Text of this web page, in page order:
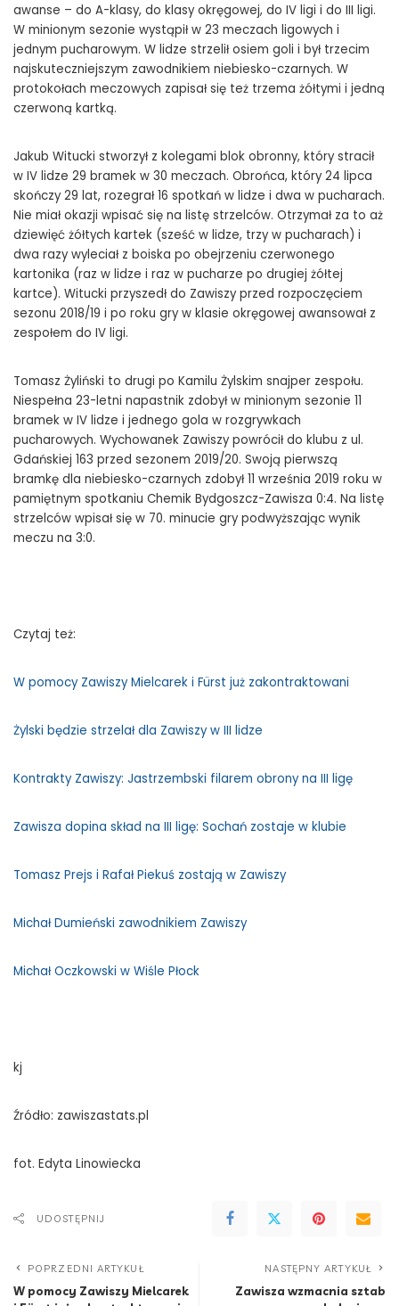
awanse – do A-klasy, do klasy okręgowej, do IV ligi i do III ligi.
W minionym sezonie wystąpił w 23 meczach ligowych i
jednym pucharowym. W lidze strzelił osiem goli i był trzecim
najskuteczniejszym zawodnikiem niebiesko-czarnych. W
protokołach meczowych zapisał się też trzema żółtymi i jedną
czerwoną kartką.
Jakub Witucki stworzył z kolegami blok obronny, który stracił
w IV lidze 29 bramek w 30 meczach. Obrońca, który 24 lipca
skończy 29 lat, rozegrał 16 spotkań w lidze i dwa w pucharach.
Nie miał okazji wpisać się na listę strzelców. Otrzymał za to aż
dziewięć żółtych kartek (sześć w lidze, trzy w pucharach) i
dwa razy wyleciał z boiska po obejrzeniu czerwonego
kartonika (raz w lidze i raz w pucharze po drugiej żółtej
kartce). Witucki przyszedł do Zawiszy przed rozpoczęciem
sezonu 2018/19 i po roku gry w klasie okręgowej awansował z
zespołem do IV ligi.
Tomasz Żyliński to drugi po Kamilu Żylskim snajper zespołu.
Niespełna 23-letni napastnik zdobył w minionym sezonie 11
bramek w IV lidze i jednego gola w rozgrywkach
pucharowych. Wychowanek Zawiszy powrócił do klubu z ul.
Gdańskiej 163 przed sezonem 2019/20. Swoją pierwszą
bramkę dla niebiesko-czarnych zdobył 11 września 2019 roku w
pamiętnym spotkaniu Chemik Bydgoszcz-Zawisza 0:4. Na listę
strzelców wpisał się w 70. minucie gry podwyższając wynik
meczu na 3:0.
Czytaj też:
W pomocy Zawiszy Mielcarek i Fürst już zakontraktowani
Żylski będzie strzelał dla Zawiszy w III lidze
Kontrakty Zawiszy: Jastrzembski filarem obrony na III ligę
Zawisza dopina skład na III ligę: Sochań zostaje w klubie
Tomasz Prejs i Rafał Piekuś zostają w Zawiszy
Michał Dumieński zawodnikiem Zawiszy
Michał Oczkowski w Wiśle Płock
kj
Źródło: zawiszastats.pl
fot. Edyta Linowiecka
UDOSTĘPNIJ
POPRZEDNI ARTYKUŁ
W pomocy Zawiszy Mielcarek
NASTĘPNY ARTYKUŁ
Zawisza wzmacnia sztab